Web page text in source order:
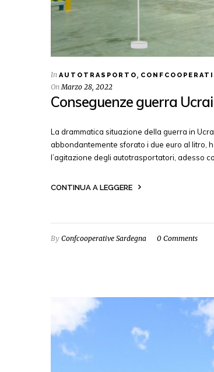
In AUTOTRASPORTO ,
On Marzo 28, 2022
Conseguenze guerra
La drammatica situazione della guerra in
abbondantemente sforato i due euro al litro,
l’agitazione degli autotrasportatori, adesso
CONTINUA A LEGGERE
By Confcooperative Sardegna 0 Comments